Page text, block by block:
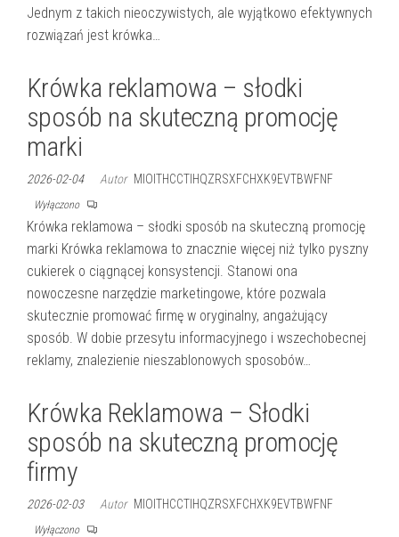
Jednym z takich nieoczywistych, ale wyjątkowo efektywnych
rozwiązań jest krówka…
Krówka reklamowa – słodki
sposób na skuteczną promocję
marki
2026-02-04 Autor MIOITHCCTIHQZRSXFCHXK9EVTBWFNF
Wyłączono
Krówka reklamowa – słodki sposób na skuteczną promocję
marki Krówka reklamowa to znacznie więcej niż tylko pyszny
cukierek o ciągnącej konsystencji. Stanowi ona
nowoczesne narzędzie marketingowe, które pozwala
skutecznie promować firmę w oryginalny, angażujący
sposób. W dobie przesytu informacyjnego i wszechobecnej
reklamy, znalezienie nieszablonowych sposobów…
Krówka Reklamowa – Słodki
sposób na skuteczną promocję
firmy
2026-02-03 Autor MIOITHCCTIHQZRSXFCHXK9EVTBWFNF
Wyłączono